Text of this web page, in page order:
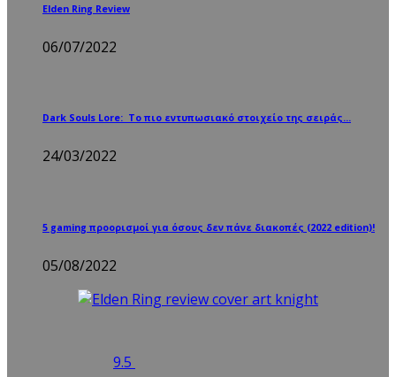
Elden Ring Review
06/07/2022
Dark Souls Lore: Το πιο εντυπωσιακό στοιχείο της σειράς…
24/03/2022
5 gaming προορισμοί για όσους δεν πάνε διακοπές (2022 edition)!
05/08/2022
9.5